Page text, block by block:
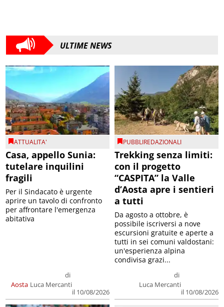
ULTIME NEWS
ATTUALITA'
Casa, appello Sunia:
tutelare inquilini
fragili
Aosta
di
Luca Mercanti
il 10/08/2026
Per il Sindacato è urgente
aprire un tavolo di confronto
per affrontare l'emergenza
abitativa
PUBBLIREDAZIONALI
Trekking senza limiti:
con il progetto
“CASPITA” la Valle
d’Aosta apre i sentieri
a tutti
di
Luca Mercanti
il 10/08/2026
Da agosto a ottobre, è
possibile iscriversi a nove
escursioni gratuite e aperte a
tutti in sei comuni valdostani:
un'esperienza alpina
condivisa grazi...